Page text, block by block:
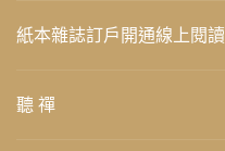
紙本雜誌訂戶開通線上閱讀
聽 禪